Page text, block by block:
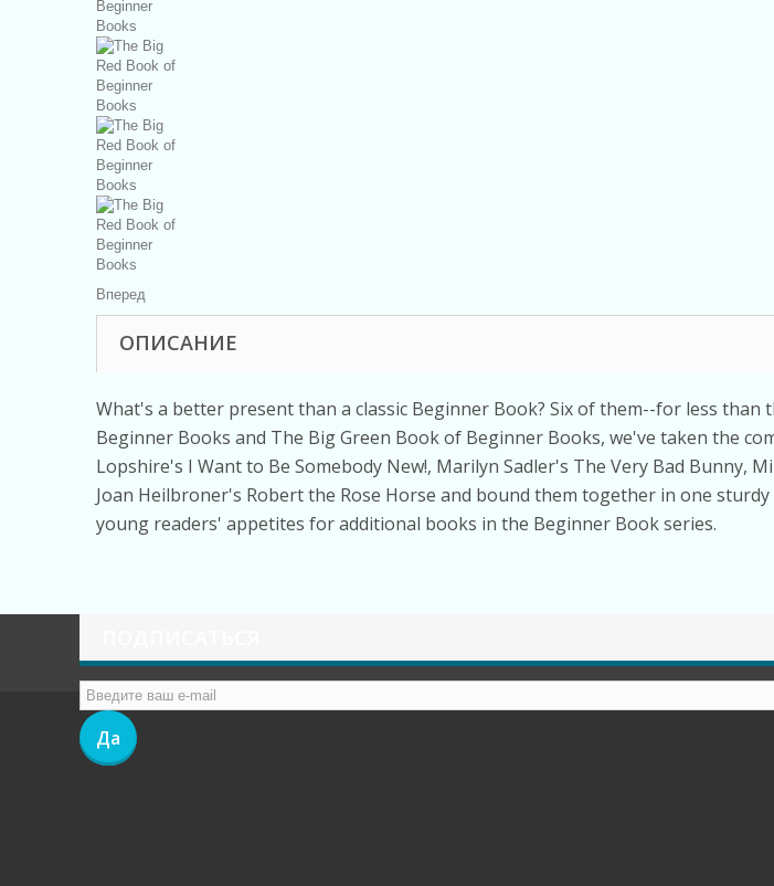
Вперед
ОПИСАНИЕ
What's a better present than a classic Beginner Book? Six of them--for less than
Beginner Books and The Big Green Book of Beginner Books, we've taken the
Lopshire's I Want to Be Somebody New!, Marilyn Sadler's The Very Bad Bunny,
Joan Heilbroner's Robert the Rose Horse and bound them together in one
young readers' appetites for additional books in the Beginner Book series.
Да